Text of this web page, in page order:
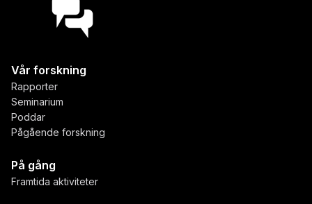
Vår forskning
Rapporter
Seminarium
Poddar
Pågående forskning
På gång
Framtida aktiviteter